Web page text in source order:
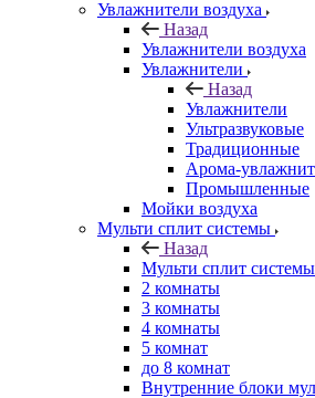
Увлажнители воздуха
Назад
Увлажнители воздуха
Увлажнители
Назад
Увлажнители
Ультразвуковые
Традиционные
Арома-
Промышленные
Мойки воздуха
Мульти сплит системы
Назад
Мульти сплит системы
2 комнаты
3 комнаты
4 комнаты
5 комнат
до 8 комнат
Внутренние блоки